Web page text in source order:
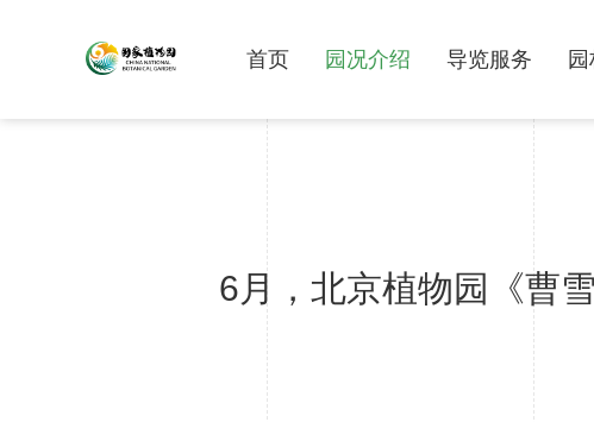
首页 园况介绍 导览服务
6月，北京植物园《曹